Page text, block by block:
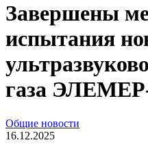
Завершены
испытания
газа
Общие новости
16.12.2025